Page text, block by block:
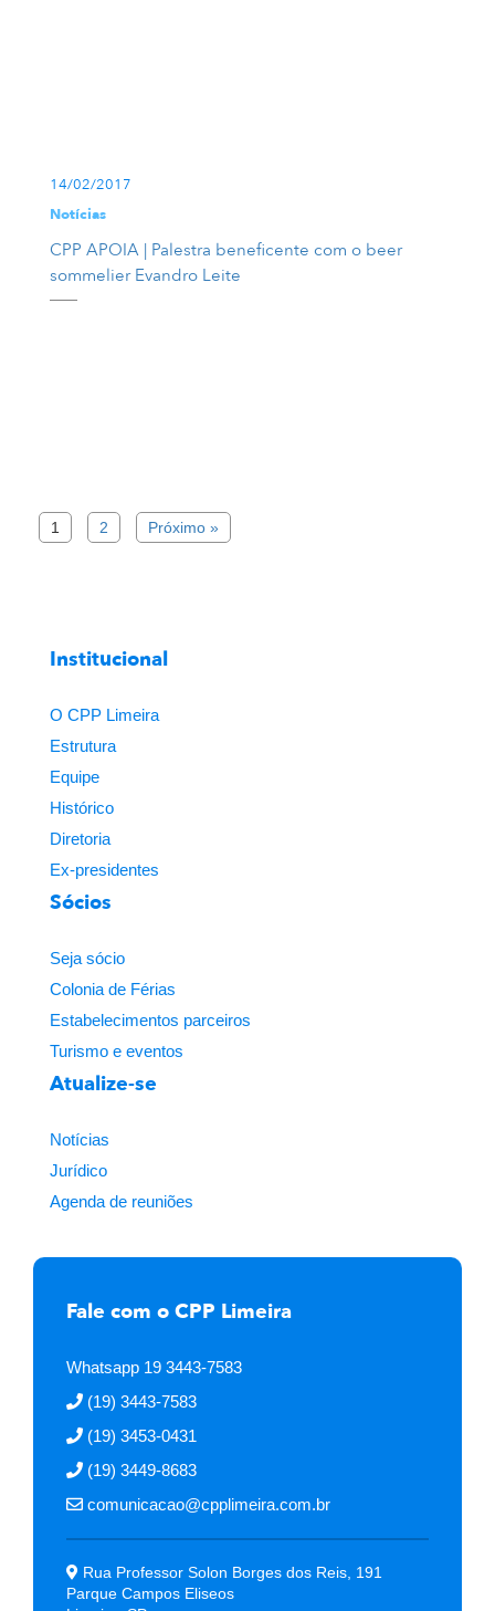
14/02/2017
Notícias
CPP APOIA | Palestra beneficente com o beer
sommelier Evandro Leite
1 2 Próximo »
Institucional
O CPP Limeira
Estrutura
Equipe
Histórico
Diretoria
Ex-presidentes
Sócios
Seja sócio
Colonia de Férias
Estabelecimentos parceiros
Turismo e eventos
Atualize-se
Notícias
Jurídico
Agenda de reuniões
Fale com o CPP Limeira
Whatsapp 19 3443-7583
(19) 3443-7583
(19) 3453-0431
(19) 3449-8683
comunicacao@cpplimeira.com.br
Rua Professor Solon Borges dos Reis, 191
Parque Campos Eliseos